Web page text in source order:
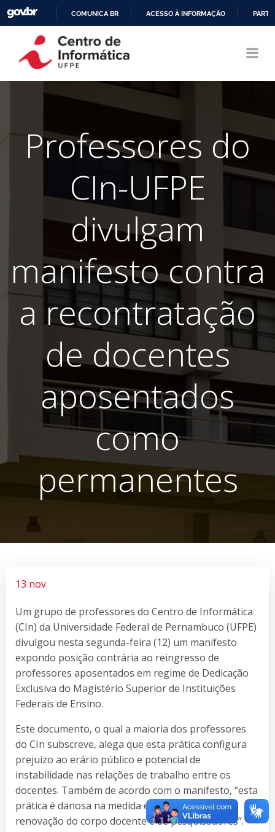
CONTEÚDO
COMUNICA BR ACESSO À INFORMAÇÃO
Professores do
CIn-UFPE
divulgam
manifesto contra
a recontratação
de docentes
aposentados
como
permanentes
13 nov
Um grupo de professores do Centro de Informática
(CIn) da Universidade Federal de Pernambuco (UFPE)
divulgou nesta segunda-feira (12) um manifesto
expondo posição contrária ao reingresso de
professores aposentados em regime de Dedicação
Exclusiva do Magistério Superior de Instituições
Federais de Ensino.
Este documento, o qual a maioria dos professores
do CIn subscreve, alega que esta prática configura
prejuízo ao erário público e potencial de
instabilidade nas relações de trabalho entre os
docentes. Também de acordo com o manifesto, “esta
prática é danosa na medida em que inibe a
renovação do corpo docente e de pesquisadores”.